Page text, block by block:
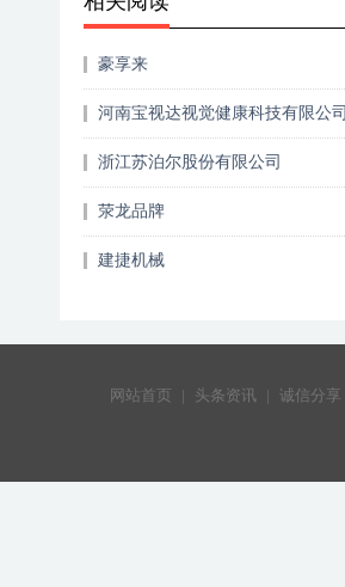
豪享来
河南宝视达视觉健康科技有限公司
浙江苏泊尔股份有限公司
荥龙品牌
建捷机械
网站首页 | 头条资讯 | 诚信分享